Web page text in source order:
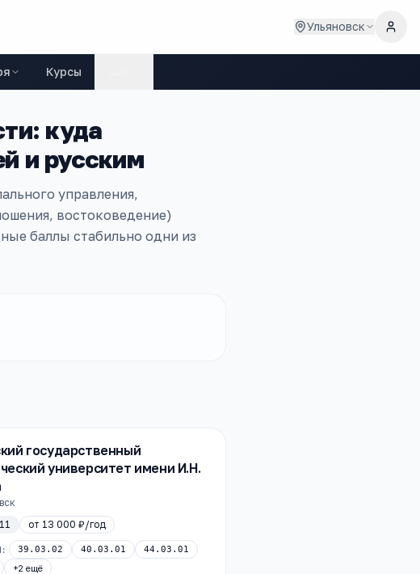
Ульяновск
Курсы
: куда
и русским
управления,
востоковедение)
баллы стабильно одни из
государственный
университет имени И.Н.
от 13 000 ₽/год
39.03.02 40.03.01
44.03.01
+2 ещё